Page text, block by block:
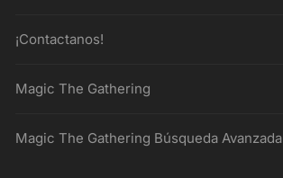
¡Contactanos!
Magic The Gathering
Magic The Gathering Búsqueda Avanzada